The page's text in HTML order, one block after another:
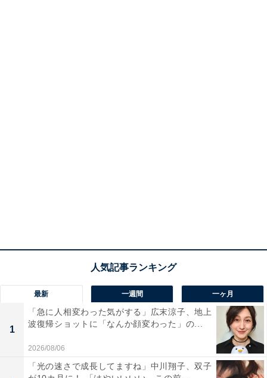
最新 一週間 一ヶ月
1
「急に人相変わった気がする」広末涼子、地上
波復帰ショットに「なんか顔変わった」の...
2026/08/06
「光の速さで成長してますね」中川翔子、双子